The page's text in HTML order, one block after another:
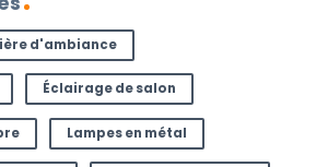
d'ambiance
Éclairage de salon
Lampes en métal